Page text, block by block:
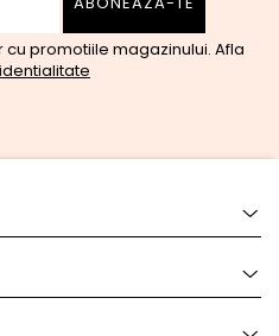
promotiile magazinului. Afla